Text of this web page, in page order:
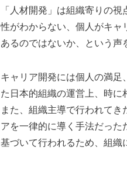
「人材開発」は組織寄りの
性がわからない、個人がキャ
あるのではないか、という声
キャリア開発には個人の満
た日本的組織の運営上、時
また、組織主導で行われて
アを一律的に導く手法だっ
基づいて行われるため、組織